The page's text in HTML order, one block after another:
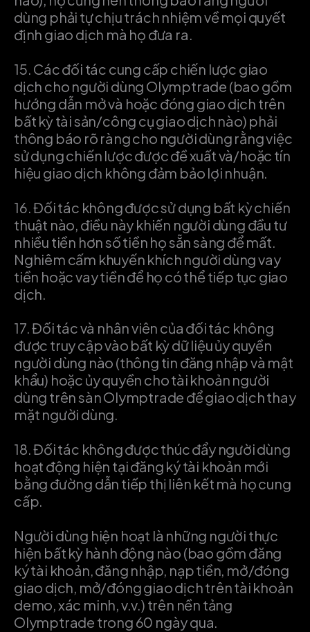
dùng phải tự chịu trách nhiệm về mọi quyết
định giao dịch mà họ đưa ra.
15. Các đối tác cung cấp chiến lược giao
dịch cho người dùng Olymptrade (bao gồm
hướng dẫn mở và hoặc đóng giao dịch trên
bất kỳ tài sản/công cụ giao dịch nào) phải
thông báo rõ ràng cho người dùng rằng việc
sử dụng chiến lược được đề xuất và/hoặc tín
hiệu giao dịch không đảm bảo lợi nhuận.
16.Đối tác không được sử dụng bất kỳ chiến
thuật nào, điều này khiến người dùng đầu tư
nhiều tiền hơn số tiền họ sẵn sàng để mất.
Nghiêm cấm khuyến khích người dùng vay
tiền hoặc vay tiền để họ có thể tiếp tục giao
dịch.
17.Đối tác và nhân viên của đối tác không
được truy cập vào bất kỳ dữ liệu ủy quyền
người dùng nào (thông tin đăng nhập và mật
khẩu) hoặc ủy quyền cho tài khoản người
dùng trên sàn Olymptrade để giao dịch thay
mặt người dùng.
18.Đối tác không được thúc đẩy người dùng
hoạt động hiện tại đăng ký tài khoản mới
bằng đường dẫn tiếp thị liên kết mà họ cung
cấp.
Người dùng hiện hoạt là những người thực
hiện bất kỳ hành động nào (bao gồm đăng
ký tài khoản, đăng nhập, nạp tiền, mở/đóng
giao dịch, mở/đóng giao dịch trên tài khoản
demo, xác minh, v.v.) trên nền tảng
Olymptrade trong 60 ngày qua.